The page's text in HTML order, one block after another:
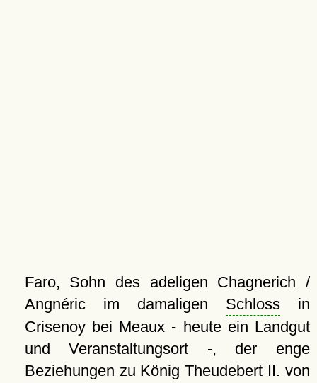
Faro, Sohn des adeligen Chagnerich /
Angnéric im damaligen Schlossin
Crisenoy bei Meaux - heute ein Landgut
und Veranstaltungsort -, der enge
Beziehungen zu König Theudebert II. von